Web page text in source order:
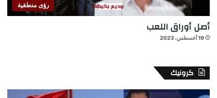
رؤى منطقية
أصل أوراق اللعب
19 أغسطس، 2023
كرونيك